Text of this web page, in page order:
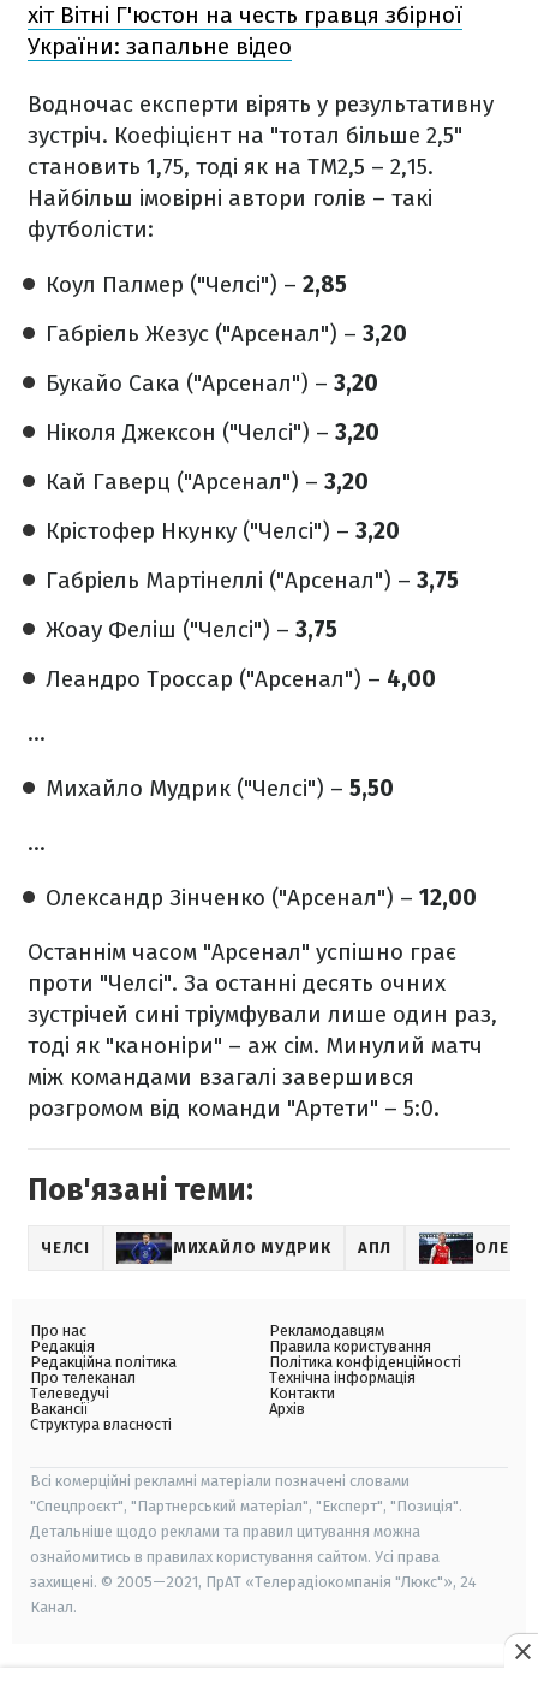
хіт Вітні Г'юстон на честь гравця збірної
України: запальне відео
Водночас експерти вірять у результативну
зустріч. Коефіцієнт на "тотал більше 2,5"
становить 1,75, тоді як на ТМ2,5 – 2,15.
Найбільш імовірні автори голів – такі
футболісти:
Коул Палмер ("Челсі") – 2,85
Габріель Жезус ("Арсенал") – 3,20
Букайо Сака ("Арсенал") – 3,20
Ніколя Джексон ("Челсі") – 3,20
Кай Гаверц ("Арсенал") – 3,20
Крістофер Нкунку ("Челсі") – 3,20
Габріель Мартінеллі ("Арсенал") – 3,75
Жоау Феліш ("Челсі") – 3,75
Леандро Троссар ("Арсенал") – 4,00
…
Михайло Мудрик ("Челсі") – 5,50
…
Олександр Зінченко ("Арсенал") – 12,00
Останнім часом "Арсенал" успішно грає
проти "Челсі". За останні десять очних
зустрічей сині тріумфували лише один раз,
тоді як "каноніри" – аж сім. Минулий матч
між командами взагалі завершився
розгромом від команди "Артети" – 5:0.
Пов'язані теми:
ЧЕЛСІ МИХАЙЛО МУДРИК АПЛ
Про нас
Редакція
Редакційна політика
Про телеканал
Телеведучі
Вакансії
Структура власності
Рекламодавцям
Правила користування
Політика конфіденційності
Технічна інформація
Контакти
Архів
Всі комерційні рекламні матеріали позначені словами
"Спецпроєкт", "Партнерський матеріал", "Експерт", "Позиція".
Детальніше щодо реклами та правил цитування можна
ознайомитись в правилах користування сайтом. Усі права
захищені. © 2005—2021, ПрАТ «Телерадіокомпанія "Люкс"», 24
Канал.